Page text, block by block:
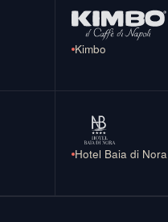
Kimbo
Hotel Baia di Nora